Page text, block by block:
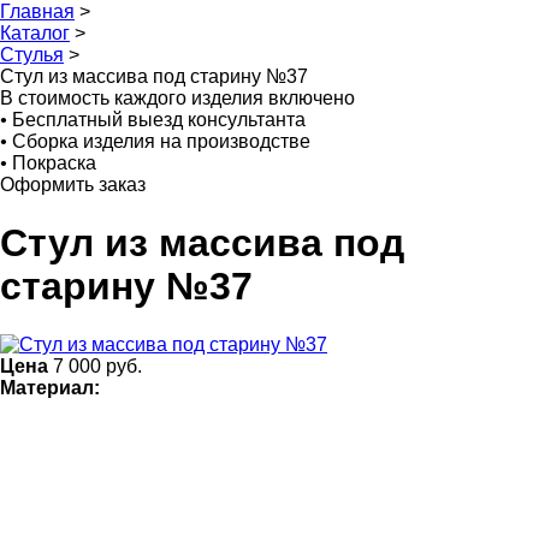
Главная >
Каталог >
Стулья >
Стул из массива под старину №37
В стоимость каждого изделия включено
• Бесплатный выезд консультанта
• Сборка изделия на производстве
• Покраска
Оформить заказ
Стул из массива под
старину №37
Цена 7 000 руб.
Материал: